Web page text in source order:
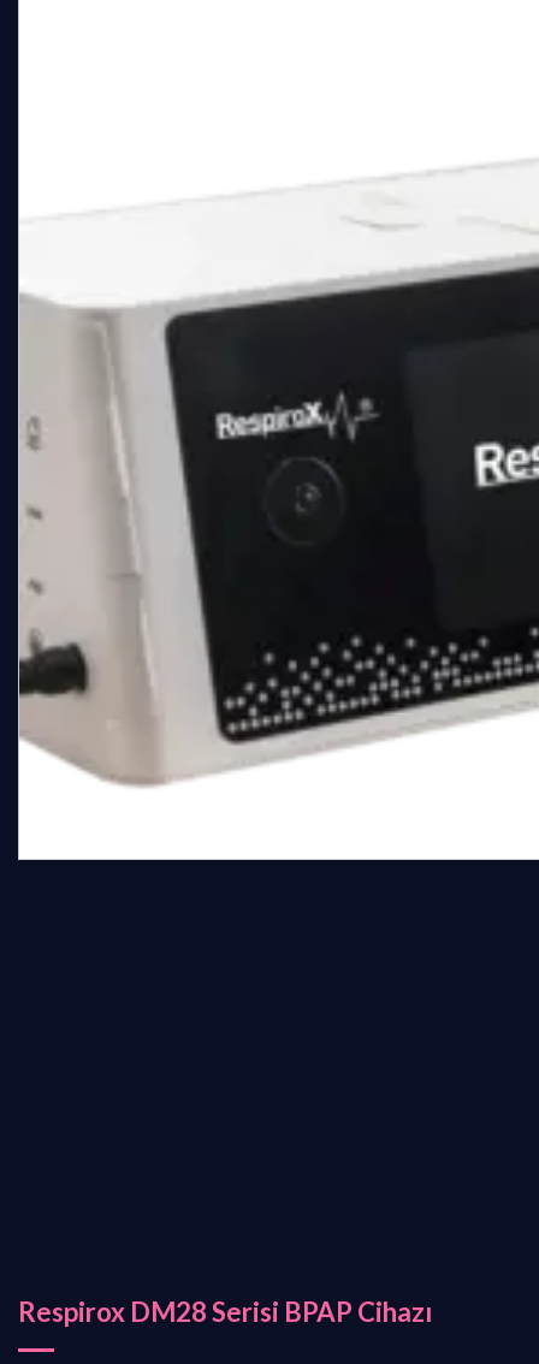
Respirox DM28 Serisi BPAP Cihazı